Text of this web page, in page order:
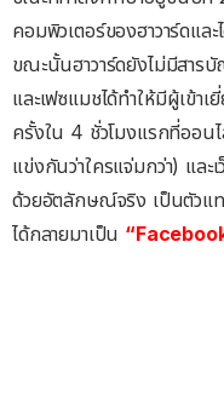
คอมพิวเตอร์ของฮาวาร์ดแล
ขณะนั้นฮาวาร์ดยังไม่มีสา
และเฟซแมชได้ทำให้มีผู้เข้
ครั้งใน 4 ชั่วโมงแรกที่ออน
แข่งกันว่าใครแจ่มกว่า) และ
ด้วยอัตลักษณ์จริง เป็นตัว
ได้กลายมาเป็น